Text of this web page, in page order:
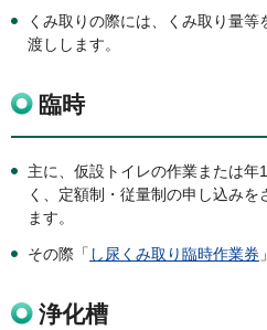
くみ取りの際には、くみ取り量
渡しします。
臨時
主に、仮設トイレの作業または
く、定額制・従量制の申し込みを
ます。
その際「 し尿くみ取り臨時作業券
浄化槽